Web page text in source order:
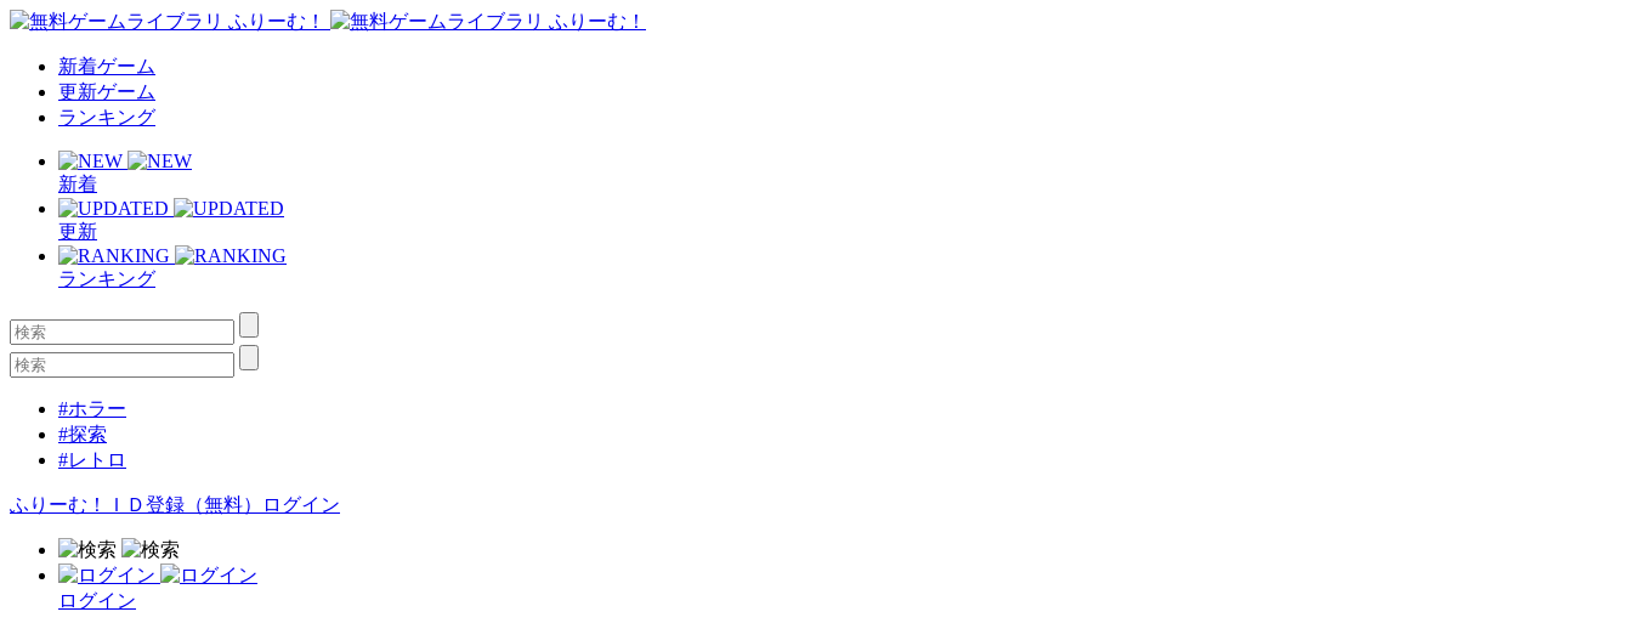
新着ゲーム
更新ゲーム
ランキング
新着
更新
ランキング
#ホラー
#探索
#レトロ
ふりーむ！ＩＤ登録（無料） ログイン
ログイン